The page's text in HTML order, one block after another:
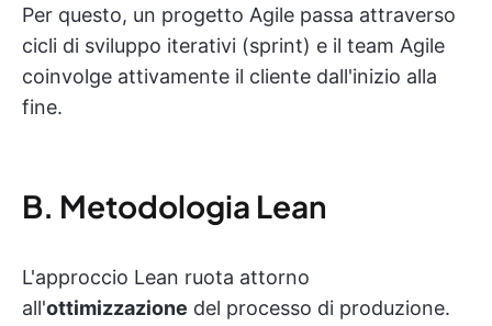
Per questo, un progetto Agile passa attraverso
cicli di sviluppo iterativi (sprint) e il team Agile
coinvolge attivamente il cliente dall'inizio alla
fine.
B. Metodologia Lean
L'approccio Lean ruota attorno
all'ottimizzazione del processo di produzione.